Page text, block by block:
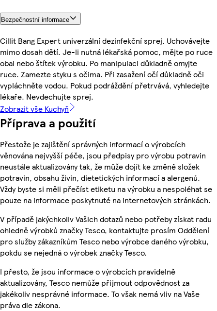
Bezpečnostní informace
Cillit Bang Expert univerzální dezinfekční sprej. Uchovávejte
mimo dosah dětí. Je-li nutná lékařská pomoc, mějte po ruce
obal nebo štítek výrobku. Po manipulaci důkladně omyjte
ruce. Zamezte styku s očima. Při zasažení očí důkladně oči
vypláchněte vodou. Pokud podráždění přetrvává, vyhledejte
lékaře. Nevdechujte sprej.
Zobrazit vše Kuchyň
Příprava a použití
Přestože je zajištění správných informací o výrobcích
věnována nejvyšší péče, jsou předpisy pro výrobu potravin
neustále aktualizovány tak, že může dojít ke změně složek
potravin, obsahu živin, dietetických informací a alergenů.
Vždy byste si měli přečíst etiketu na výrobku a nespoléhat se
pouze na informace poskytnuté na internetových stránkách.
V případě jakýchkoliv Vašich dotazů nebo potřeby získat radu
ohledně výrobků značky Tesco, kontaktujte prosím Oddělení
pro služby zákazníkům Tesco nebo výrobce daného výrobku,
pokdu se nejedná o výrobek značky Tesco.
I přesto, že jsou informace o výrobcích pravidelně
aktualizovány, Tesco nemůže přijmout odpovědnost za
jakékoliv nesprávné informace. To však nemá vliv na Vaše
práva dle zákona.